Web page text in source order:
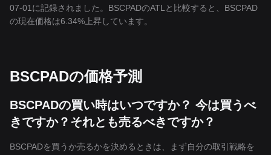
07-01に記録されました。BSCPADのATLと比較すると、BSCPAD
の現在価格は6.34%上昇しています。
BSCPADの価格予測
BSCPADの買い時はいつですか？ 今は買うべ
きですか？それとも売るべきですか？
BSCPADを買うか売るかを決めるときは、まず自分の取引戦略を